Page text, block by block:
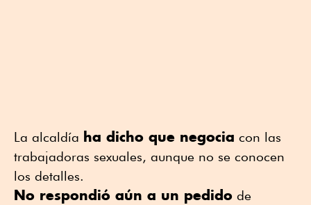
La alcaldía ha dicho que negocia con las
trabajadoras sexuales, aunque no se conocen
los detalles.
No respondió aún a un pedido de